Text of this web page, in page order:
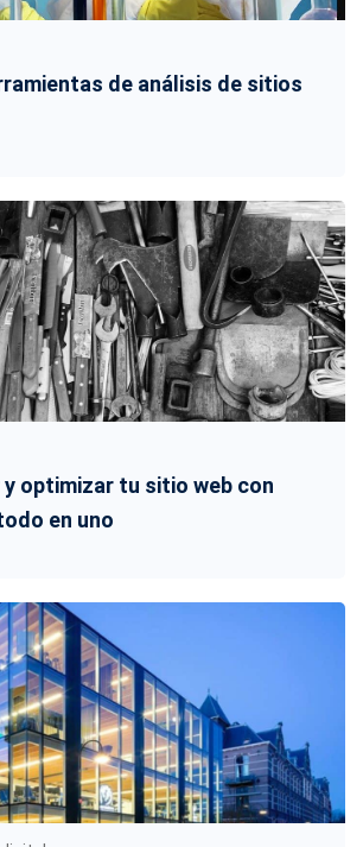
de análisis de sitios
y optimizar tu sitio web con
en uno